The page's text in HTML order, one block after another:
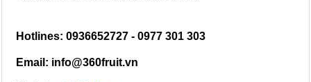
Hotlines: 0936652727 - 0977 301 303
Email: info@360fruit.vn